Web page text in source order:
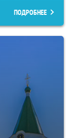
ПОДРОБНЕЕ